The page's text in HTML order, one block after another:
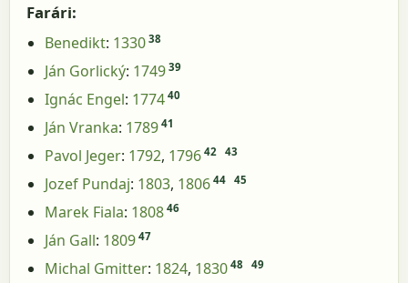
Farári:
Benedikt: 1330 38
Ján Gorlický: 1749 39
Ignác Engel: 1774 40
Ján Vranka: 1789 41
Pavol Jeger: 1792, 1796 42 43
Jozef Pundaj: 1803, 1806 44 45
Marek Fiala: 1808 46
Ján Gall: 1809 47
Michal Gmitter: 1824, 1830 48 49